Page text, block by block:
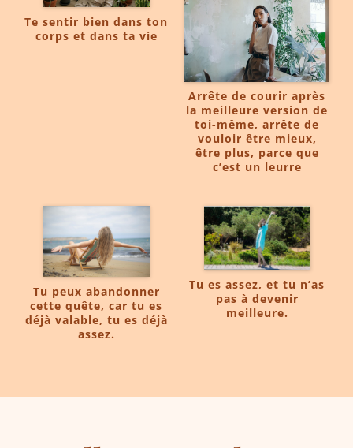
Te sentir bien dans ton
corps et dans ta vie
Arrête de courir après
la meilleure version de
toi-même, arrête de
vouloir être mieux,
être plus, parce que
c’est un leurre
Tu peux abandonner
cette quête, car tu es
déjà valable, tu es déjà
assez.
Tu es assez, et tu n’as
pas à devenir
meilleure.